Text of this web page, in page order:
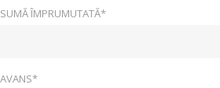
SUMĂ ÎMPRUMUTATĂ*
AVANS*